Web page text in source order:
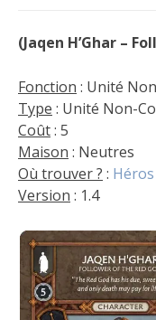
(Jaqen H’Ghar –
Fonction : Unité
Type : Unité Non-
Coût: 5
Maison : Neutres
Où trouver ? :
Version : 1.4